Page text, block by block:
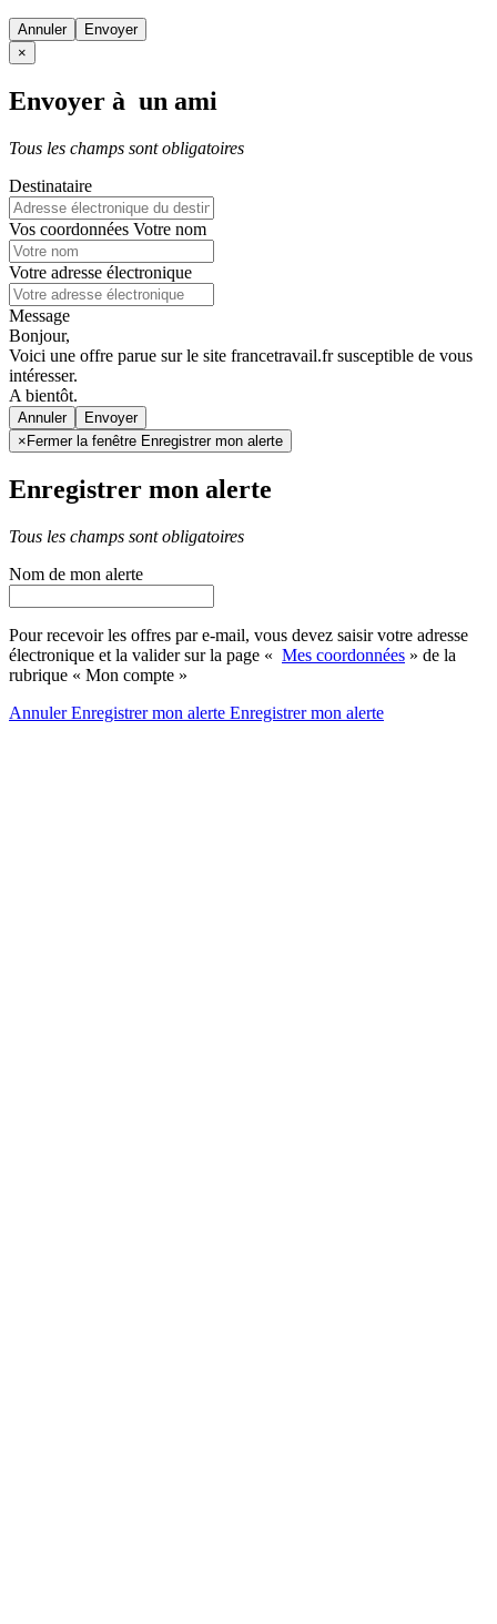
Annuler
×
Envoyer à un ami
Tous les champs sont obligatoires
Destinataire
Vos coordonnées Votre nom
Votre adresse électronique
Message
Bonjour,
Voici une offre parue sur le site francetravail.fr susceptible de vous
intéresser.
A bientôt.
Annuler
× Fermer la fenêtre Enregistrer mon alerte
Enregistrer mon alerte
Tous les champs sont obligatoires
Nom de mon alerte
Pour recevoir les offres par e-mail, vous devez saisir votre adresse
électronique et la valider sur la page « Mes coordonnées » de la
rubrique « Mon compte »
AnnulerEnregistrer mon alerte Enregistrermon alerte